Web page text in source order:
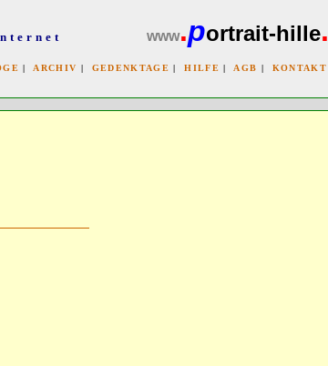
www.portrait-hille.
| ARCHIV | GEDENKTAGE |HILFE | AGB | KONTAKT